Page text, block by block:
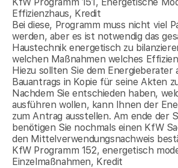
Effizienzhaus, Kredit
Bei diese, Programm muss nicht viel
werden, aber es ist notwendig das
Haustechnik energetisch zu
welchen Maßnahmen welches
Hiezu sollten Sie dem Energieberater
Bauantrags in Kopie für seine Akten
Nachdem Sie entschieden haben,
ausführen wollen, kann Ihnen der
zum Antrag ausstellen. Am ende der
benötigen Sie nochmals einen KfW
den Mittelverwendungsnachweis
KfW Programm 152, energetisch
Einzelmaßnahmen, Kredit